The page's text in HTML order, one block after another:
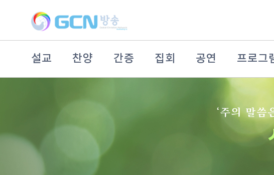
설교 찬양 간증 집회 공연 프로그